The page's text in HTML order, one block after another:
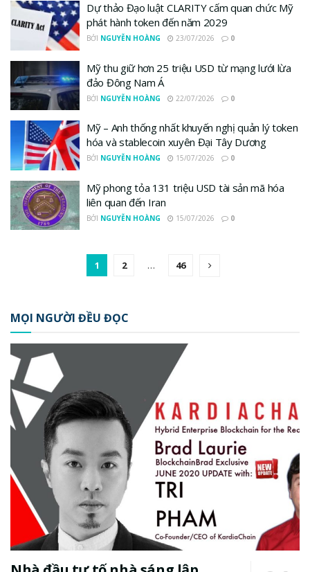
Dự thảo Đạo luật CLARITY cấm quan chức Mỹ
phát hành token đến năm 2029
BỞI NGUYỄN HOÀNG 23/07/2026 0
Mỹ thu giữ hơn 25 triệu USD từ mạng lưới lừa
đảo Đông Nam Á
BỞI NGUYỄN HOÀNG 22/07/2026 0
Mỹ – Anh thống nhất khuyến nghị quản lý token
hóa và stablecoin xuyên Đại Tây Dương
BỞI NGUYỄN HOÀNG 15/07/2026 0
Mỹ phong tỏa 131 triệu USD tài sản mã hóa
liên quan đến Iran
BỞI NGUYỄN HOÀNG 15/07/2026 0
1 2 … 46
MỌI NGƯỜI ĐỀU ĐỌC